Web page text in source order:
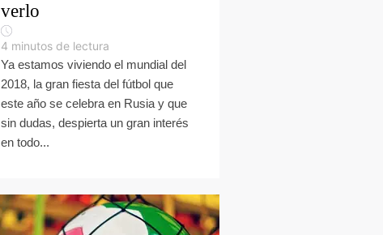
verlo
4 minutos de lectura
Ya estamos viviendo el mundial del
2018, la gran fiesta del fútbol que
este año se celebra en Rusia y que
sin dudas, despierta un gran interés
en todo...